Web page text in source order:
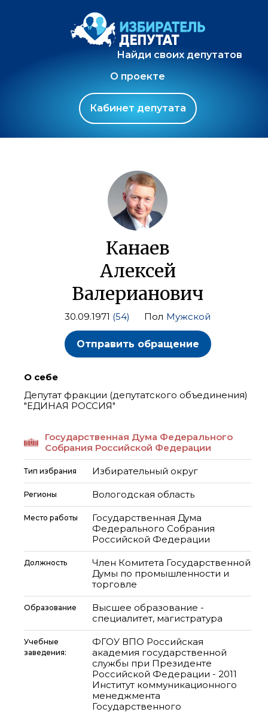
Найди своих депутатов
О проекте
Кабинет депутата
Канаев
Алексей
Валерианович
30.09.1971 (54) Пол Мужской
Отправить обращение
О себе
Депутат фракции (депутатского объединения)
"ЕДИНАЯ РОССИЯ"
Государственная Дума Федерального
Собрания Российской Федерации
Тип избрания Избирательный округ
Регионы Вологодская область
Место работы
Государственная Дума
Федерального Собрания
Российской Федерации
Должность
Член Комитета Государственной
Думы по промышленности и
торговле
Образование
Высшее образование -
специалитет, магистратура
Учебные
заведения:
ФГОУ ВПО Российская
академия государственной
службы при Президенте
Российской Федерации - 2011
Институт коммуникационного
менеджмента
Государственного